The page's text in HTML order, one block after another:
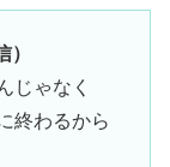
じゃなく
終わるから